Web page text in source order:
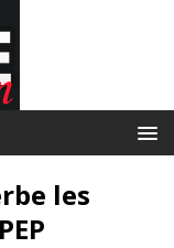
les